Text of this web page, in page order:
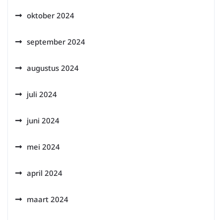
oktober 2024
september 2024
augustus 2024
juli 2024
juni 2024
mei 2024
april 2024
maart 2024